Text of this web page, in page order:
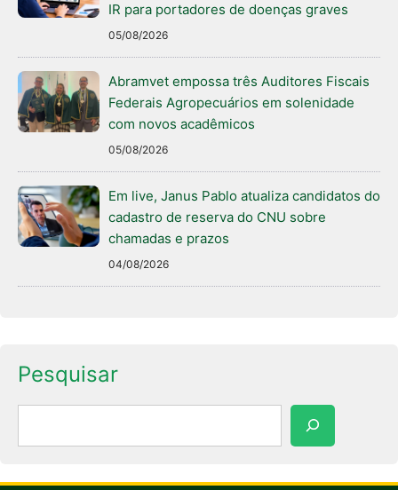
IR para portadores de doenças graves
05/08/2026
Abramvet empossa três Auditores Fiscais
Federais Agropecuários em solenidade
com novos acadêmicos
05/08/2026
Em live, Janus Pablo atualiza candidatos do
cadastro de reserva do CNU sobre
chamadas e prazos
04/08/2026
Pesquisar